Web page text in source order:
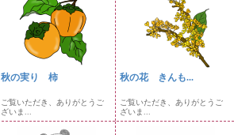
秋の実り 柿
ご覧いただき、ありがとうご
ざいま...
秋の花 きんも...
ご覧いただき、ありがとうご
ざいま...